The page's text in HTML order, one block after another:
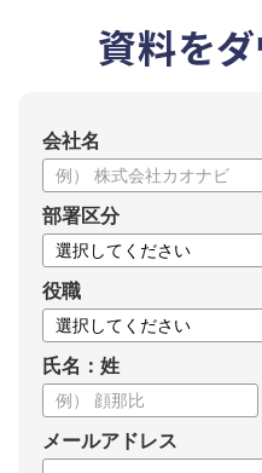
資料を
会社名
部署区分
役職
氏名：姓
メールアドレス